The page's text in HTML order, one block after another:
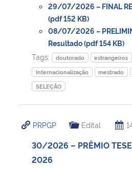
29/07/2026 – FINAL
(pdf 152 KB)
08/07/2026 –
Resultado (pdf 154 KB)
Tags:
doutorado estrangeiros
Internacionalização
mestrado
SELEÇÃO
PRPGP Edital
30/2026 – PRÊMIO
2026